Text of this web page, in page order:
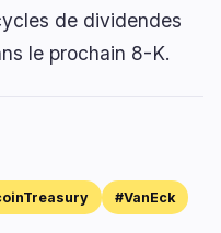
de dividendes
le prochain 8-K.
#VanEck